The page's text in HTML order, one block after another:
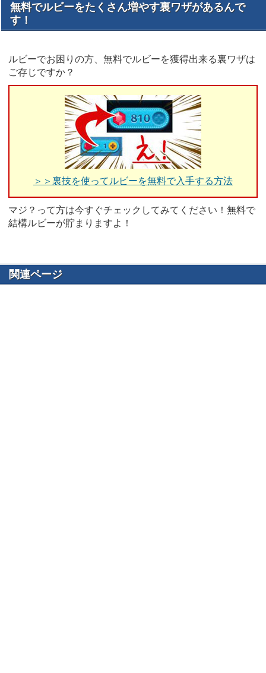
無料でルビーをたくさん増やす裏ワザがあるんで
す！
ルビーでお困りの方、無料でルビーを獲得出来る裏ワザは
ご存じですか？
＞＞裏技を使ってルビーを無料で入手する方法
マジ？って方は今すぐチェックしてみてください！無料で
結構ルビーが貯まりますよ！
関連ページ